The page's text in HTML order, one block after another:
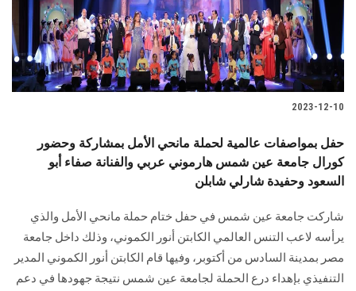
2023-12-10
حفل بمواصفات عالمية لحملة مانحي الأمل بمشاركة وحضور
كورال جامعة عين شمس هارموني عربي والفنانة صفاء أبو
السعود وحفيدة شارلي شابلن
شاركت جامعة عين شمس في حفل ختام حملة مانحي الأمل والذي
يرأسه لاعب التنس العالمي الكابتن أنور الكموني، وذلك داخل جامعة
مصر بمدينة السادس من أكتوبر، وفيها قام الكابتن أنور الكموني المدير
التنفيذي بإهداء درع الحملة لجامعة عين شمس نتيجة جهودها في دعم